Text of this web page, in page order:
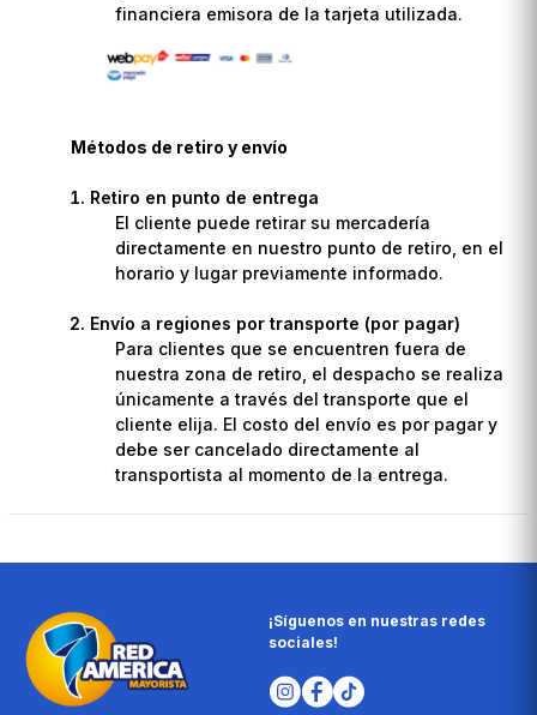
financiera emisora de la tarjeta utilizada.
Métodos de retiro y envío
Retiro en punto de entrega
El cliente puede retirar su mercadería
directamente en nuestro punto de retiro, en el
horario y lugar previamente informado.
Envío a regiones por transporte (por pagar)
Para clientes que se encuentren fuera de
nuestra zona de retiro, el despacho se realiza
únicamente a través del transporte que el
cliente elija. El costo del envío es por pagar y
debe ser cancelado directamente al
transportista al momento de la entrega.
¡Síguenos en nuestras redes
sociales!